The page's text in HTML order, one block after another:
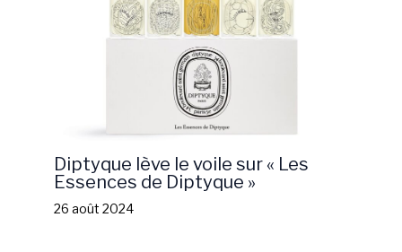
Diptyque lève le voile sur « Les
Essences de Diptyque »
26 août 2024